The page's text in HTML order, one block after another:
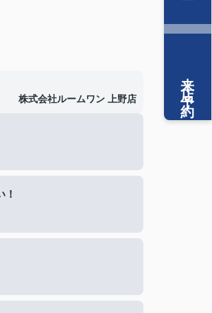
株式会社ルームワン 上野店
来店予約